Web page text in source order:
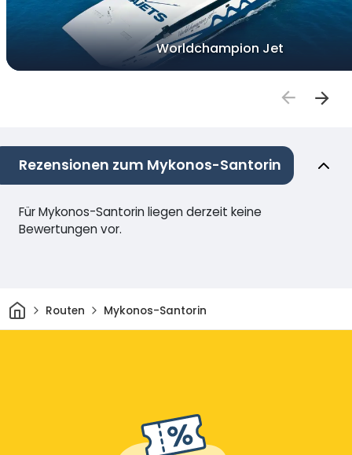
Worldchampion Jet
Rezensionen zum Mykonos-Santorin
Für Mykonos-Santorin liegen derzeit keine
Bewertungen vor.
HeimRouten Mykonos-Santorin